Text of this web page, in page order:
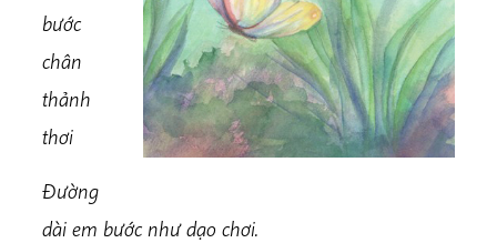
bước
chân
thảnh
thơi
Đường
dài em bước như dạo chơi.